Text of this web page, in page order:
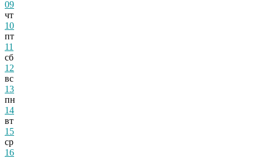
09
чт
10
пт
11
сб
12
вс
13
пн
14
вт
15
ср
16